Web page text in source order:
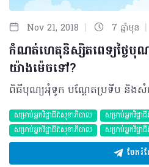
Nov 21, 2018 | 7 ឆ្នាំមុន |
កំណត់ហេតុនិស្សិតពេទ្យថ្ងៃបុ
យ៉ាងម៉េចទៅ?
សម្រាប់អ្នកវិជ្ជាជីវៈសុខាភិបាល
សម្រាប់អ្នកវិជ្ជ
សម្រាប់អ្នកវិជ្ជាជីវៈសុខាភិបាល
សម្រាប់អ្នកវិជ្ជ
ចែករំ